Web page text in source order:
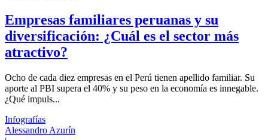
Empresas familiares peruanas y su
diversificación: ¿Cuál es el sector más
atractivo?
Ocho de cada diez empresas en el Perú tienen apellido familiar. Su
aporte al PBI supera el 40% y su peso en la economía es innegable.
¿Qué impuls...
Infografías
Alessandro Azurín